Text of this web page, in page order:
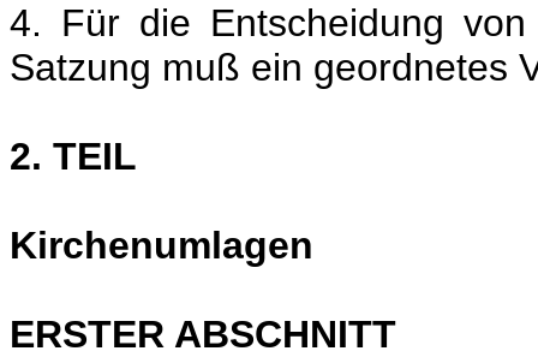
4. Für die Entscheidung
Satzung muß ein geordnetes
2. TEIL
Kirchenumlagen
ERSTER ABSCHNITT